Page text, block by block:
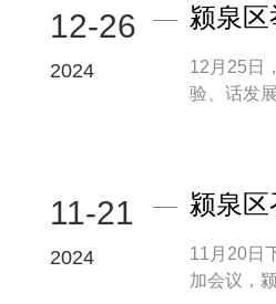
12-26
2024
颍泉
12月25日
验、话发
11-21
2024
颍泉
11月20日
加会议，